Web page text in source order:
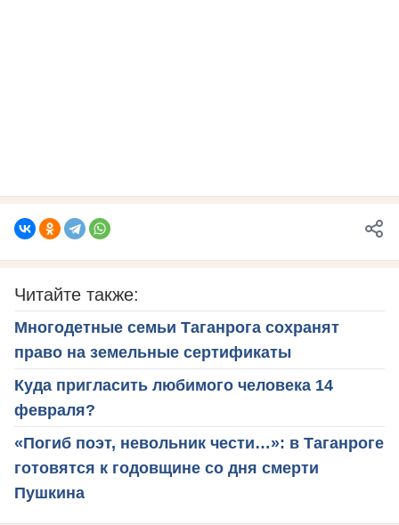
Читайте также:
Многодетные семьи Таганрога сохранят
право на земельные сертификаты
Куда пригласить любимого человека 14
февраля?
«Погиб поэт, невольник чести…»: в Таганроге
готовятся к годовщине со дня смерти
Пушкина